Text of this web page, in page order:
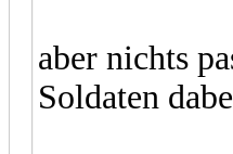
aber nichts
Soldaten